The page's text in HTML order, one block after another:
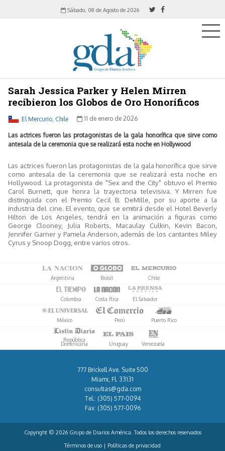
Sábado, 08 de Agosto de 2026
Sarah Jessica Parker y Helen Mirren
recibieron los Globos de Oro Honoríficos
El Mercurio, Chile 11 de enero de 2026
Las actrices fueron las protagonistas de la gala honorífica que sirve como
antesala de la ceremonia que se realizará esta noche en Hollywood
Las actrices fueron las protagonistas de la gala honorífica que sirve
como antesala de la ceremonia que se realizará esta noche en
Hollywood. La protagonista de "Sex and the City" obtuvo el Premio
Carol Burnett, que honra la trayectoria televisiva. Y Mirren fue
distinguida con el Premio Cecil B. DeMille, por su aporte a la
industria del cine. El evento, que se emitirá desde el Hotel Beverly
Hilton de Los Angeles, tendrá en la animación a figuras como
George Clooney, Julia Roberts, Macaulay Culkin, Kevin Bacon,
Jennifer Garner y Pamela Anderson, además de los cantantes Miley
Cyrus y Snoop Dogg, entre varios otros.
Argentina Brasil Chile
Colombia Costa Rica El Salvador
México Perú Puerto Rico
República
Dominicana Uruguay Venezuela
777 Brickell Ave. Suite 500
Miami, Fl. 33131
consultas@gda.com
Tel.: (305) 577-0094
Fax: (305) 577-0096
Copyright © 2026 Grupo de Diarios América. Todos los derechos reservados
Términos de uso | Políticas de privacidad